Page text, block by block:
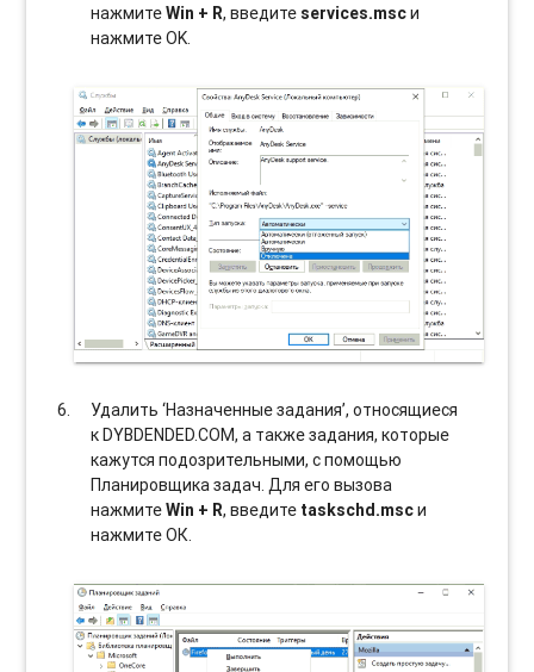
нажмитеWin + R, введите services.mscи
нажмите OK.
Удалить ‘Назначенные задания’, относящиеся
к DYBDENDED.COM, а также задания, которые
кажутся подозрительными, с помощью
Планировщика задач. Для его вызова
нажмитеWin + R, введите taskschd.mscи
нажмите ОК.